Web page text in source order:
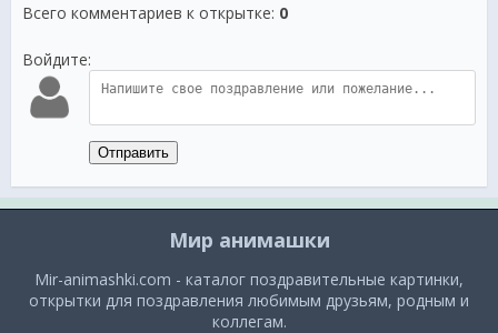
Всего комментариев к открытке: 0
Войдите:
Отправить
Мир анимашки
Mir-animashki.com - каталог поздравительные картинки,
открытки для поздравления любимым друзьям, родным и
коллегам.